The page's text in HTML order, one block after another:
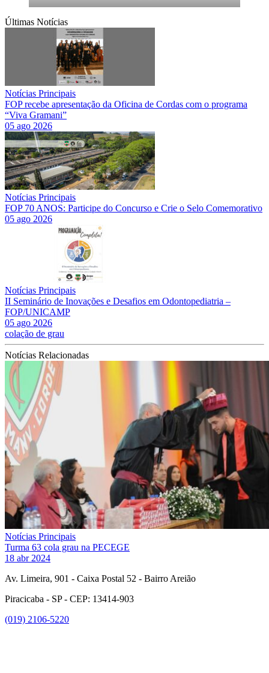
Últimas Notícias
Notícias Principais
FOP recebe apresentação da Oficina de Cordas com o programa
“Viva Gramani”
05 ago 2026
Notícias Principais
FOP 70 ANOS: Participe do Concurso e Crie o Selo Comemorativo
05 ago 2026
Notícias Principais
II Seminário de Inovações e Desafios em Odontopediatria –
FOP/UNICAMP
05 ago 2026
colação de grau
Notícias Relacionadas
Notícias Principais
Turma 63 cola grau na PECEGE
18 abr 2024
Av. Limeira, 901 - Caixa Postal 52 - Bairro Areião
Piracicaba - SP - CEP: 13414-903
(019) 2106-5220